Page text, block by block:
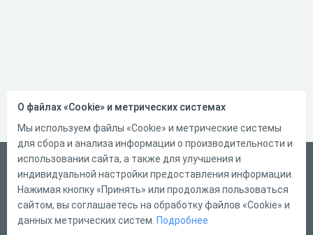
Русский
Справка
Форма обратной связи
О файлах «Cookie» и метрических системах
Мы используем файлы «Cookie» и метрические системы
для сбора и анализа информации о производительности и
использовании сайта, а также для улучшения и
индивидуальной настройки предоставления информации.
Нажимая кнопку «Принять» или продолжая пользоваться
сайтом, вы соглашаетесь на обработку файлов «Cookie» и
данных метрических систем. Подробнее